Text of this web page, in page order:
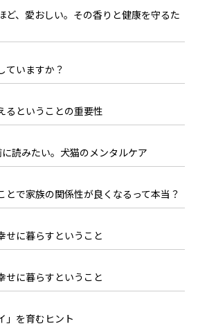
ど、愛おしい。その香りと健康を守るた
ていますか？
るということの重要性
読みたい。犬猫のメンタルケア
とで家族の関係性が良くなるって本当？
せに暮らすということ
せに暮らすということ
」を育むヒント